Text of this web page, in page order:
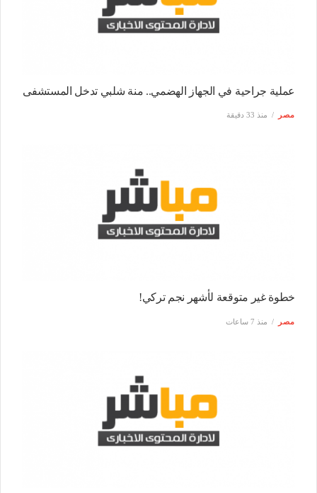
عملية جراحية في الجهاز الهضمي.. منة شلبي تدخل المستشفى
مصر منذ 33 دقيقة
خطوة غير متوقعة لأشهر نجم تركي!
مصر منذ 7 ساعات